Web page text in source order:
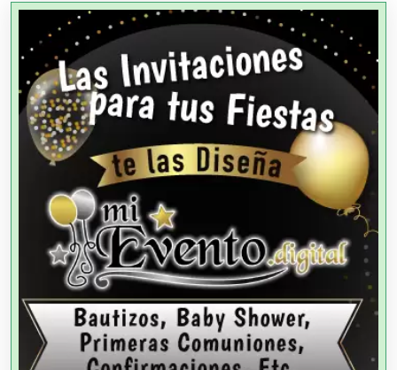
Agencias Aduanales
Agencias de Autos
Agencias de Cobranza
Agencias de Colocación
Agencias de Modelos
Agencias de Publicidad